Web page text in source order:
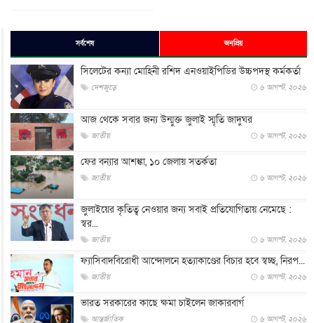
সর্বশেষ জনপ্রিয়
সিলেটের কন্যা মোহিনী রশিদ এনওয়াইপিডির উচ্চপদস্থ কর্মকর্তা
দেশজুড়ে ৬ আগস্ট, ২০২৬
আজ থেকে সবার জন্য উন্মুক্ত জুলাই স্মৃতি জাদুঘর
জাতীয় ৬ আগস্ট, ২০২৬
ফের বন্যার আশঙ্কা, ১০ জেলায় সতর্কতা
জাতীয় ৬ আগস্ট, ২০২৬
জুলাইয়ের কৃতিত্ব নেওয়ার জন্য সবাই প্রতিযোগিতায় নেমেছে :
স্বর...
জাতীয় ৬ আগস্ট, ২০২৬
ফ্যাসিবাদবিরোধী আন্দোলনে হত্যাকাণ্ডের বিচার হবে স্বচ্ছ, নিরপ...
জাতীয় ৬ আগস্ট, ২০২৬
ভারত সরকারের কাছে ক্ষমা চাইলেন জাকারবার্গ
আন্তর্জাতিক ৬ আগস্ট, ২০২৬